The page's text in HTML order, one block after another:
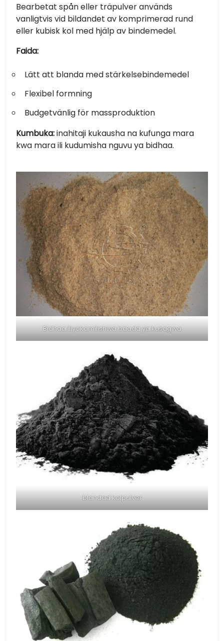
Bearbetat spån eller träpulver används
vanligtvis vid bildandet av komprimerad rund
eller kubisk kol med hjälp av bindemedel.
Faida:
Lätt att blanda med stärkelsebindemedel
Flexibel formning
Budgetvänlig för massproduktion
Kumbuka:inahitaji kukausha na kufunga mara
kwa mara ili kudumisha nguvu ya bidhaa.
Bidhaa iliyokamilishwa baada ya kusagwa
blandad kolpulver